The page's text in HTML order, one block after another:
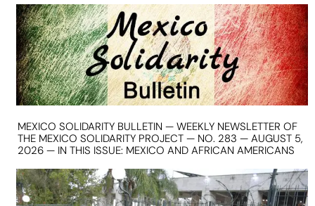
MEXICO SOLIDARITY BULLETIN — WEEKLY NEWSLETTER OF
THE MEXICO SOLIDARITY PROJECT — NO. 283 — AUGUST 5,
2026 — IN THIS ISSUE: MEXICO AND AFRICAN AMERICANS